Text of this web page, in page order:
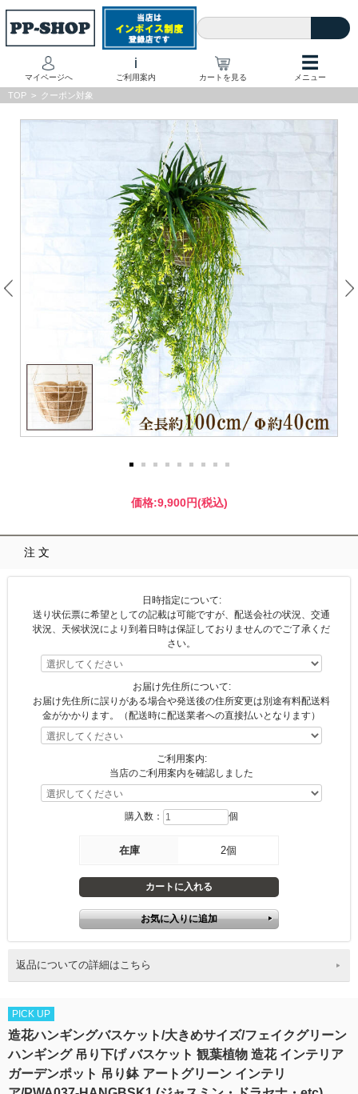
マイページへ
i
ご利用案内 カートを見る
☰
メニュー
TOP > クーポン対象
価格:9,900円(税込)
注文
日時指定について:
送り状伝票に希望としての記載は可能ですが、配送会社の状況、交通
状況、天候状況により到着日時は保証しておりませんのでご了承くだ
さい。
お届け先住所について:
お届け先住所に誤りがある場合や発送後の住所変更は別途有料配送料
金がかかります。（配送時に配送業者への直接払いとなります）
ご利用案内:
当店のご利用案内を確認しました
購入数： 個
在庫 2個
返品についての詳細はこちら
PICK UP
造花ハンギングバスケット/大きめサイズ/フェイクグリーン
ハンギング 吊り下げ バスケット 観葉植物 造花 インテリア
ガーデンポット 吊り鉢 アートグリーン インテリ